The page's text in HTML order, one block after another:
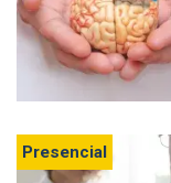
Presencial